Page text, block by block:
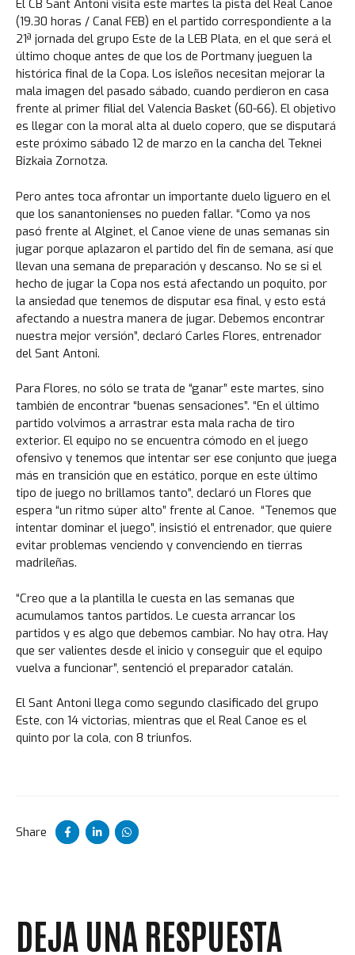
El CB Sant Antoni visita este martes la pista del Real Canoe
(19.30 horas / Canal FEB) en el partido correspondiente a la
21ª jornada del grupo Este de la LEB Plata, en el que será el
último choque antes de que los de Portmany jueguen la
histórica final de la Copa. Los isleños necesitan mejorar la
mala imagen del pasado sábado, cuando perdieron en casa
frente al primer filial del Valencia Basket (60-66). El objetivo
es llegar con la moral alta al duelo copero, que se disputará
este próximo sábado 12 de marzo en la cancha del Teknei
Bizkaia Zornotza.
Pero antes toca afrontar un importante duelo liguero en el
que los sanantonienses no pueden fallar. “Como ya nos
pasó frente al Alginet, el Canoe viene de unas semanas sin
jugar porque aplazaron el partido del fin de semana, así que
llevan una semana de preparación y descanso. No se si el
hecho de jugar la Copa nos está afectando un poquito, por
la ansiedad que tenemos de disputar esa final, y esto está
afectando a nuestra manera de jugar. Debemos encontrar
nuestra mejor versión”, declaró Carles Flores, entrenador
del Sant Antoni.
Para Flores, no sólo se trata de “ganar” este martes, sino
también de encontrar “buenas sensaciones”. “En el último
partido volvimos a arrastrar esta mala racha de tiro
exterior. El equipo no se encuentra cómodo en el juego
ofensivo y tenemos que intentar ser ese conjunto que juega
más en transición que en estático, porque en este último
tipo de juego no brillamos tanto”, declaró un Flores que
espera “un ritmo súper alto” frente al Canoe. “Tenemos que
intentar dominar el juego”, insistió el entrenador, que quiere
evitar problemas venciendo y convenciendo en tierras
madrileñas.
“Creo que a la plantilla le cuesta en las semanas que
acumulamos tantos partidos. Le cuesta arrancar los
partidos y es algo que debemos cambiar. No hay otra. Hay
que ser valientes desde el inicio y conseguir que el equipo
vuelva a funcionar”, sentenció el preparador catalán.
El Sant Antoni llega como segundo clasificado del grupo
Este, con 14 victorias, mientras que el Real Canoe es el
quinto por la cola, con 8 triunfos.
Share
DEJA UNA RESPUESTA